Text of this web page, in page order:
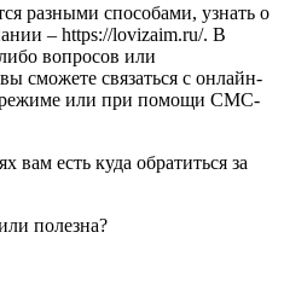
разными способами, узнать о
– https://lovizaim.ru/. В
вопросов или
сможете связаться с онлайн-
режиме или при помощи СМС-
вам есть куда обратиться за
полезна?